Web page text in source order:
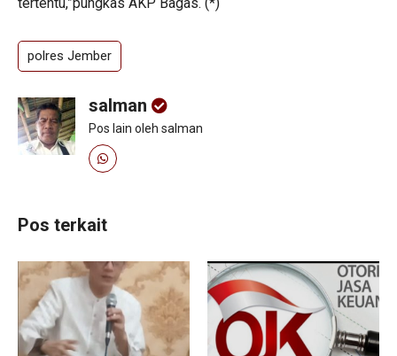
polres Jember
salman
Pos lain oleh salman
Pos terkait